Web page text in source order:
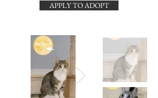
APPLY TO ADOPT